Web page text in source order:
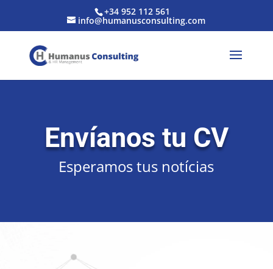
+34 952 112 561
info@humanusconsulting.com
Envíanos tu CV
Esperamos tus notícias